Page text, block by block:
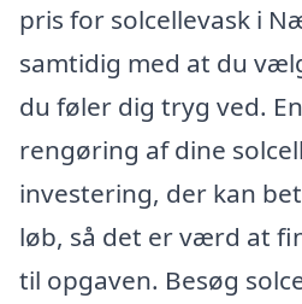
pris for solcellevask i
samtidig med at du
du føler dig tryg ved.
rengøring af dine
investering, der kan
løb, så det er værd at
til opgaven. Besøg